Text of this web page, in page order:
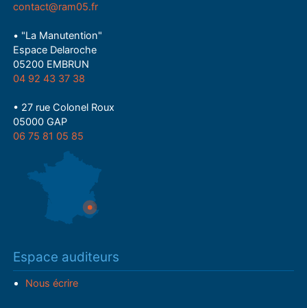
contact@ram05.fr
• "La Manutention"
Espace Delaroche
05200 EMBRUN
04 92 43 37 38
• 27 rue Colonel Roux
05000 GAP
06 75 81 05 85
Espace auditeurs
Nous écrire